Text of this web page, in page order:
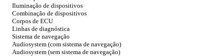
Iluminação de dispositivos
Combinação de dispositivos
Corpos de ECU
Linhas de diagnóstica
Sistema de navegação
Audiosystem (com sistema de navegação)
Audiosystem (sem sistema de navegação)